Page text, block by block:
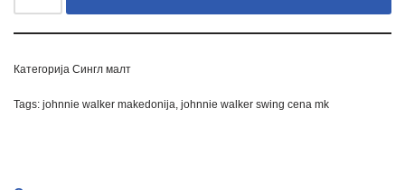
Категорија Сингл малт
Tags: johnnie walker makedonija johnnie walker swing cena mk